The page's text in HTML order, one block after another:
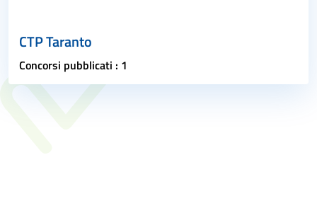
CTP Taranto
Concorsi pubblicati : 1